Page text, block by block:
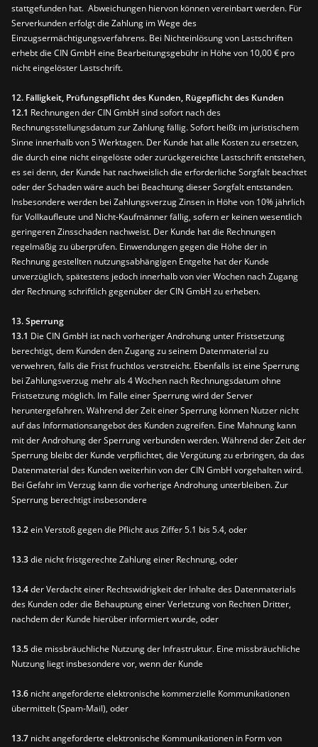
stattgefunden hat. Abweichungen hiervon können vereinbart werden. Für
Serverkunden erfolgt die Zahlung im Wege des
Einzugsermächtigungsverfahrens. Bei Nichteinlösung von Lastschriften
erhebt die CIN GmbH eine Bearbeitungsgebühr in Höhe von 10,00 € pro
nicht eingelöster Lastschrift.
12. Fälligkeit, Prüfungspflicht des Kunden, Rügepflicht des Kunden
12.1 Rechnungen der CIN GmbH sind sofort nach des
Rechnungsstellungsdatum zur Zahlung fällig. Sofort heißt im juristischem
Sinne innerhalb von 5 Werktagen. Der Kunde hat alle Kosten zu ersetzen,
die durch eine nicht eingelöste oder zurückgereichte Lastschrift entstehen,
es sei denn, der Kunde hat nachweislich die erforderliche Sorgfalt beachtet
oder der Schaden wäre auch bei Beachtung dieser Sorgfalt entstanden.
Insbesondere werden bei Zahlungsverzug Zinsen in Höhe von 10% jährlich
für Vollkaufleute und Nicht-Kaufmänner fällig, sofern er keinen wesentlich
geringeren Zinsschaden nachweist. Der Kunde hat die Rechnungen
regelmäßig zu überprüfen. Einwendungen gegen die Höhe der in
Rechnung gestellten nutzungsabhängigen Entgelte hat der Kunde
unverzüglich, spätestens jedoch innerhalb von vier Wochen nach Zugang
der Rechnung schriftlich gegenüber der CIN GmbH zu erheben.
13. Sperrung
13.1 Die CIN GmbH ist nach vorheriger Androhung unter Fristsetzung
berechtigt, dem Kunden den Zugang zu seinem Datenmaterial zu
verwehren, falls die Frist fruchtlos verstreicht. Ebenfalls ist eine Sperrung
bei Zahlungsverzug mehr als 4 Wochen nach Rechnungsdatum ohne
Fristsetzung möglich. Im Falle einer Sperrung wird der Server
heruntergefahren. Während der Zeit einer Sperrung können Nutzer nicht
auf das Informationsangebot des Kunden zugreifen. Eine Mahnung kann
mit der Androhung der Sperrung verbunden werden. Während der Zeit der
Sperrung bleibt der Kunde verpflichtet, die Vergütung zu erbringen, da das
Datenmaterial des Kunden weiterhin von der CIN GmbH vorgehalten wird.
Bei Gefahr im Verzug kann die vorherige Androhung unterbleiben. Zur
Sperrung berechtigt insbesondere
13.2ein Verstoß gegen die Pflicht aus Ziffer 5.1 bis 5.4, oder
13.3die nicht fristgerechte Zahlung einer Rechnung, oder
13.4der Verdacht einer Rechtswidrigkeit der Inhalte des Datenmaterials
des Kunden oder die Behauptung einer Verletzung von Rechten Dritter,
nachdem der Kunde hierüber informiert wurde, oder
13.5die missbräuchliche Nutzung der Infrastruktur. Eine missbräuchliche
Nutzung liegt insbesondere vor, wenn der Kunde
13.6 nicht angeforderte elektronische kommerzielle Kommunikationen
übermittelt (Spam-Mail), oder
13.7 nicht angeforderte elektronische Kommunikationen in Form von